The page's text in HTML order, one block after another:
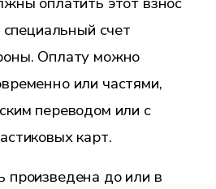
счет
Оплату можно
или частями,
переводом или с
карт.
до или в